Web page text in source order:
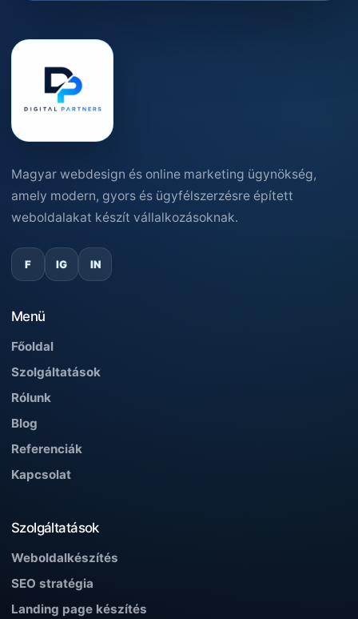
Magyar webdesign és online marketing ügynökség,
amely modern, gyors és ügyfélszerzésre épített
weboldalakat készít vállalkozásoknak.
F IG IN
Menü
Főoldal
Szolgáltatások
Rólunk
Blog
Referenciák
Kapcsolat
Szolgáltatások
Weboldalkészítés
SEO stratégia
Landing page készítés